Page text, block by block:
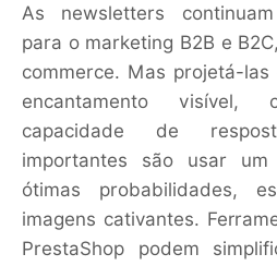
As newsletters
para o marketing B2B e
commerce. Mas projetá-
encantamento
capacidade de
importantes são usar um
ótimas probabilidades,
imagens cativantes.
PrestaShop podem